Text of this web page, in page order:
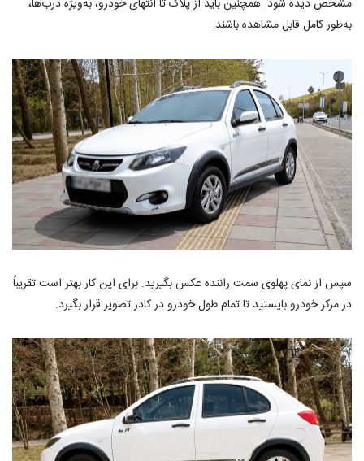
مشخص دیده شود. همچنین باید از پلاک تا انتهای خودرو، به‌ویژه درب‌ها،
به‌طور کامل قابل مشاهده باشند.
سپس از نمای پهلوی سمت راننده عکس بگیرید. برای این کار بهتر است تقریباً
در مرکز خودرو بایستید تا تمام طول خودرو در کادر تصویر قرار بگیرد.